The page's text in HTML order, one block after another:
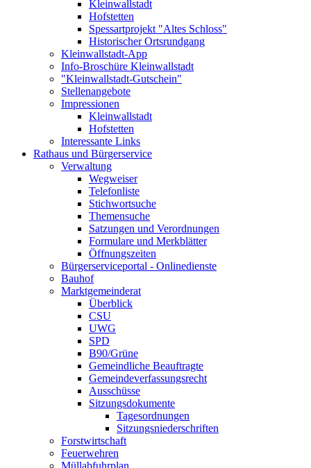
Kleinwallstadt
Hofstetten
Spessartprojekt "Altes Schloss"
Historischer Ortsrundgang
Kleinwallstadt-App
Info-Broschüre Kleinwallstadt
"Kleinwallstadt-Gutschein"
Stellenangebote
Impressionen
Kleinwallstadt
Hofstetten
Interessante Links
Rathaus und Bürgerservice
Verwaltung
Wegweiser
Telefonliste
Stichwortsuche
Themensuche
Satzungen und Verordnungen
Formulare und Merkblätter
Öffnungszeiten
Bürgerserviceportal - Onlinedienste
Bauhof
Marktgemeinderat
Überblick
CSU
UWG
SPD
B90/Grüne
Gemeindliche Beauftragte
Gemeindeverfassungsrecht
Ausschüsse
Sitzungsdokumente
Tagesordnungen
Sitzungsniederschriften
Forstwirtschaft
Feuerwehren
Müllabfuhrplan